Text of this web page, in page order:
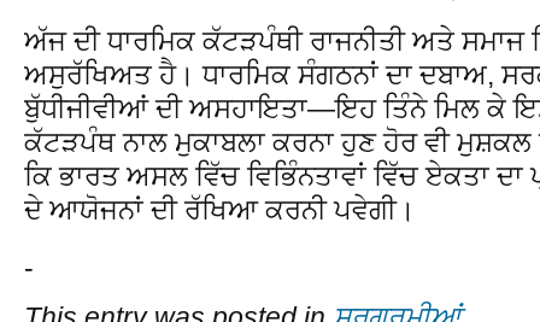
ਅੱਜ ਦੀ ਧਾਰਮਿਕ ਕੱਟੜਪੰਥੀ ਰਾਜਨੀਤੀ ਅਤੇ ਸਮਾਜ
ਅਸੁਰੱਖਿਅਤ ਹੈ। ਧਾਰਮਿਕ ਸੰਗਠਨਾਂ ਦਾ ਦਬਾਅ,
ਬੁੱਧੀਜੀਵੀਆਂ ਦੀ ਅਸਹਾਇਤਾ—ਇਹ ਤਿੰਨੇ ਮਿਲ ਕੇ
ਕੱਟੜਪੰਥ ਨਾਲ ਮੁਕਾਬਲਾ ਕਰਨਾ ਹੁਣ ਹੋਰ ਵੀ ਮੁਸ਼ਕਲ
ਕਿ ਭਾਰਤ ਅਸਲ ਵਿੱਚ ਵਿਭਿੰਨਤਾਵਾਂ ਵਿੱਚ ਏਕਤਾ
ਦੇ ਆਯੋਜਨਾਂ ਦੀ ਰੱਖਿਆ ਕਰਨੀ ਪਵੇਗੀ।
-